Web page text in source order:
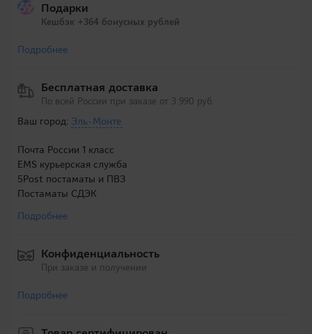
Подарки
Кешбэк +364 бонусных рублей
Подробнее
Бесплатная доставка
По всей России при заказе от 3 990 руб.
Ваш город: Эль-Монте
Почта России 1 класс
EMS курьерская служба
5Post постаматы и ПВЗ
Постаматы СДЭК
Подробнее
Конфиденциальность
При заказе и получении
Подробнее